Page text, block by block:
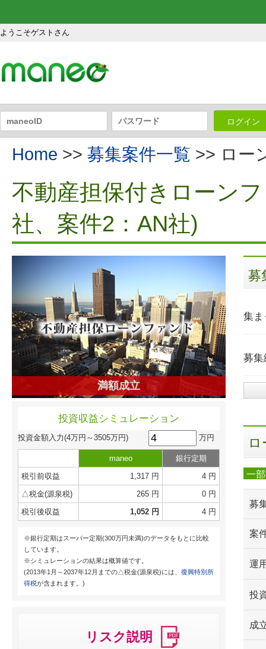
ようこそゲストさん
ログイン
Home >> 募集案件一覧 >> ロー
不動産担保付きローン
社、案件2：AN社)
満額成立
投資収益シミュレーション
投資金額入力(4万円～3505万円) 万円
maneo
銀行定期
税引前収益
1,317 円
4 円
△税金(源泉税)
265 円
0 円
税引後収益
1,052 円 4 円
※銀行定期はスーパー定期(300万円未満)のデータをもとに比較
しています。
※シミュレーションの結果は概算値です。
(2013年1月～2037年12月までの△税金(源泉税)には、 復興特別所
得税が含まれます。)
リスク説明
募
集ま
募集
一
募
案
運
投
成